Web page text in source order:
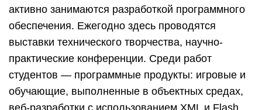
активно занимаются разработкой программного
обеспечения. Ежегодно здесь проводятся
выставки технического творчества, научно-
практические конференции. Среди работ
студентов — программные продукты: игровые и
обучающие, выполненные в объектных средах,